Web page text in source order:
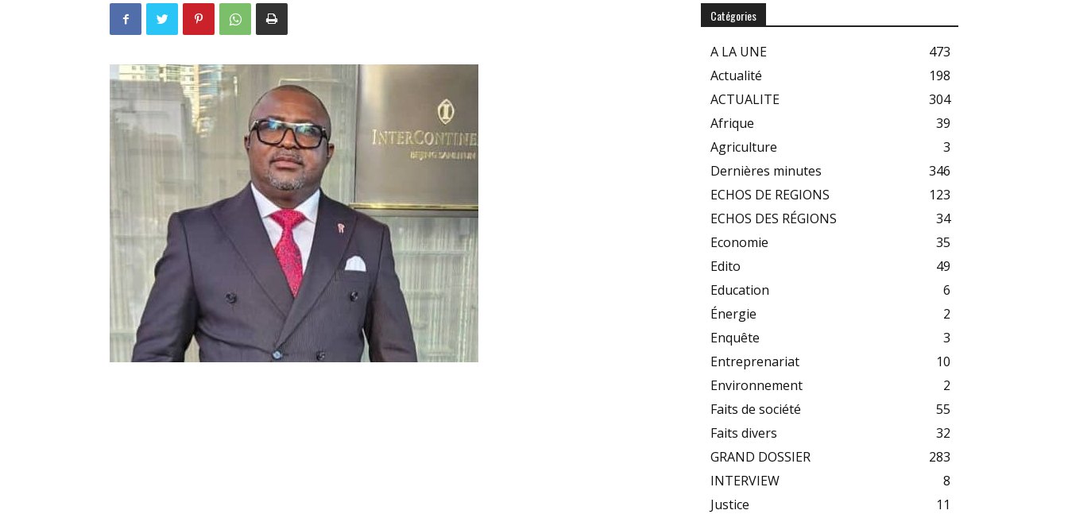
Catégories
A LA UNE
473
Actualité
198
ACTUALITE
304
Afrique
39
Agriculture
3
Dernières minutes
346
ECHOS DE REGIONS
123
ECHOS DES RÉGIONS
34
Economie
35
Edito
49
Education
6
Énergie
2
Enquête
3
Entreprenariat
10
Environnement
2
Faits de société
55
Faits divers
32
GRAND DOSSIER
283
INTERVIEW
8
Justice
11